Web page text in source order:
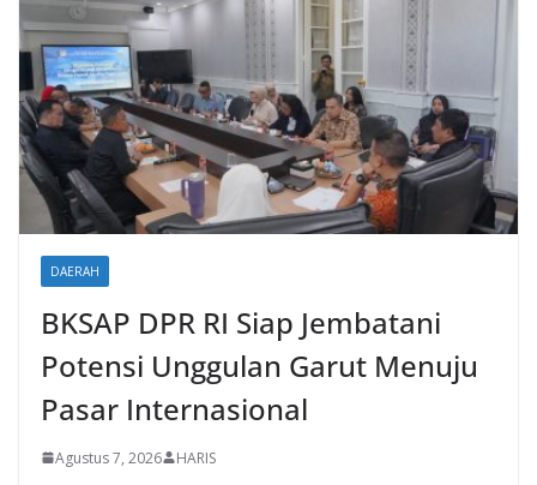
DAERAH
BKSAP DPR RI Siap Jembatani
Potensi Unggulan Garut Menuju
Pasar Internasional
Agustus 7, 2026 HARIS